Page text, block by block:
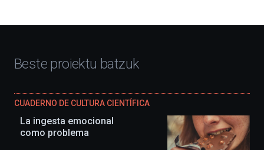
Beste proiektu batzuk
CUADERNO DE CULTURA CIENTÍFICA
La ingesta emocional
como problema